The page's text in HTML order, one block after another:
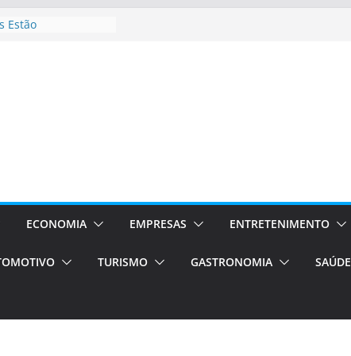
Estão
em Porto
de transfer,
de alto padrão
bolsas –
o segundo
únicas e
de volta!
ECONOMIA EMPRESAS ENTRETENIMENTO
TURISMO GASTRONOMIA SAÚDE